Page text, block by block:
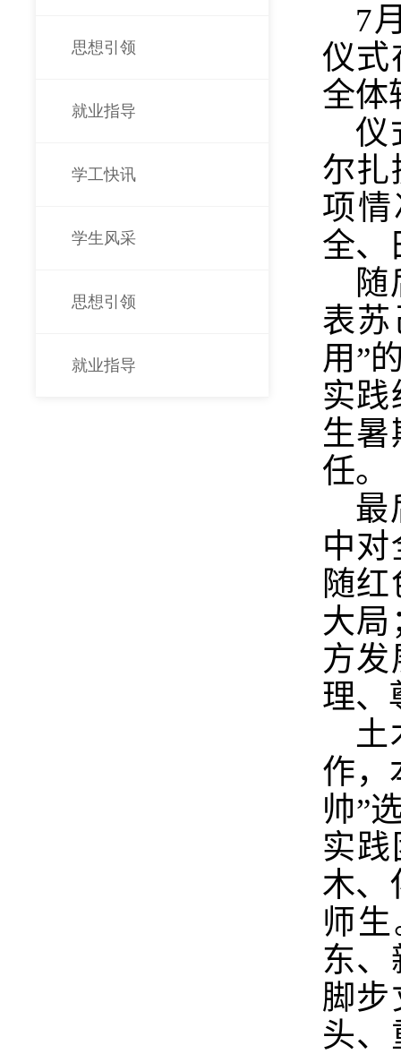
思想引领
就业指导
学工快讯
学生风采
思想引领
就业指导
7
仪式
全体
仪
尔扎
项
全、
表
用”
实践
生暑
任。
最
中
随
大局
方发
理、
土
作，
帅”
实
木、
师
东、
脚步
头、